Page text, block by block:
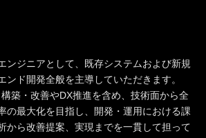
ンジニアとして、既存システムおよび新規
ンド開発全般を主導していただきます。
築・改善やDX推進を含め、技術面から全
の最大化を目指し、開発・運用における課
から改善提案、実現までを一貫して担って